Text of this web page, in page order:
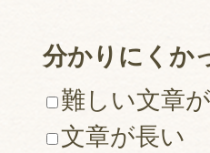
分かりにくか
難しい文章
文章が長い